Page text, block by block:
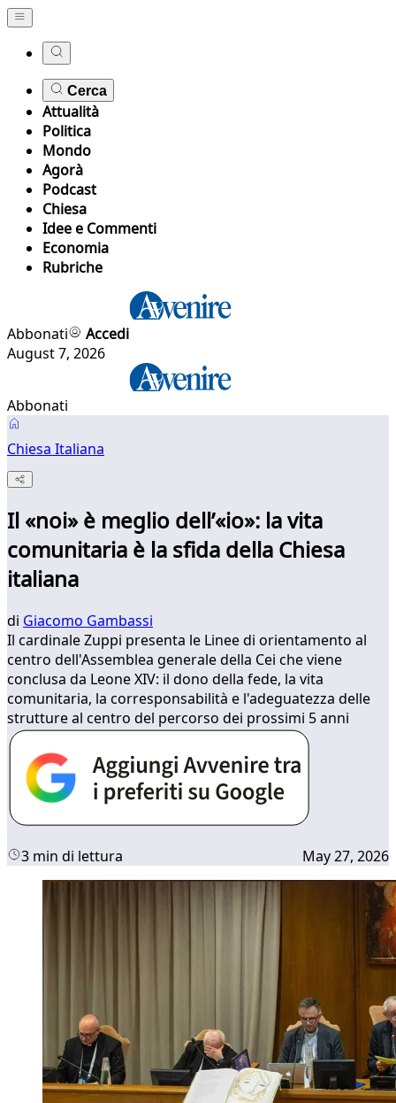
Cerca
Attualità
Politica
Mondo
Agorà
Podcast
Chiesa
Idee e Commenti
Economia
Rubriche
Abbonati
Accedi
August 7, 2026
Abbonati
Chiesa Italiana
Il «noi» è meglio dell’«io»: la vita
comunitaria è la sfida della Chiesa
italiana
di Giacomo Gambassi
Il cardinale Zuppi presenta le Linee di orientamento al
centro dell'Assemblea generale della Cei che viene
conclusa da Leone XIV: il dono della fede, la vita
comunitaria, la corresponsabilità e l'adeguatezza delle
strutture al centro del percorso dei prossimi 5 anni
3 min di lettura May 27, 2026